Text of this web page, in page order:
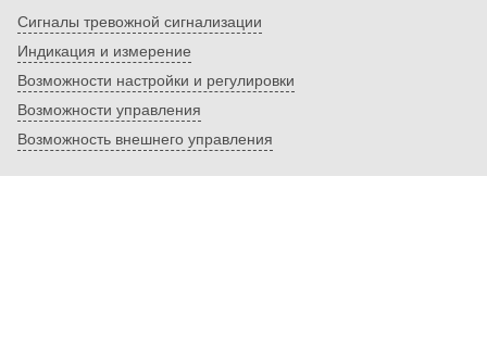
Сигналы тревожной сигнализации
Индикация и измерение
Возможности настройки и регулировки
Возможности управления
Возможность внешнего управления